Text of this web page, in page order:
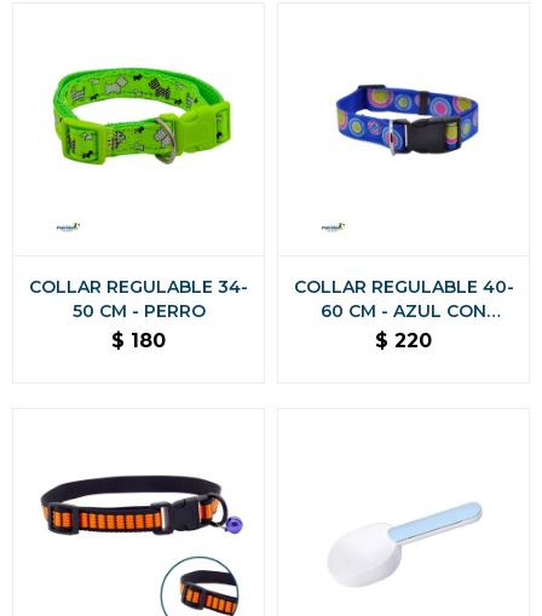
COLLAR REGULABLE 34-
50 CM - PERRO
$ 180
COLLAR REGULABLE 40-
60 CM - AZUL CON
LUNARES
$ 220